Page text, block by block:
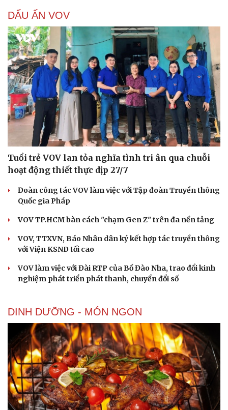
DẤU ẤN VOV
Tuổi trẻ VOV lan tỏa nghĩa tình tri ân qua chuỗi
hoạt động thiết thực dịp 27/7
Đoàn công tác VOV làm việc với Tập đoàn Truyền thông
Quốc gia Pháp
VOV TP.HCM bàn cách "chạm Gen Z" trên đa nền tảng
VOV, TTXVN, Báo Nhân dân ký kết hợp tác truyền thông
với Viện KSND tối cao
VOV làm việc với Đài RTP của Bồ Đào Nha, trao đổi kinh
nghiệm phát triển phát thanh, chuyển đổi số
DINH DƯỠNG - MÓN NGON